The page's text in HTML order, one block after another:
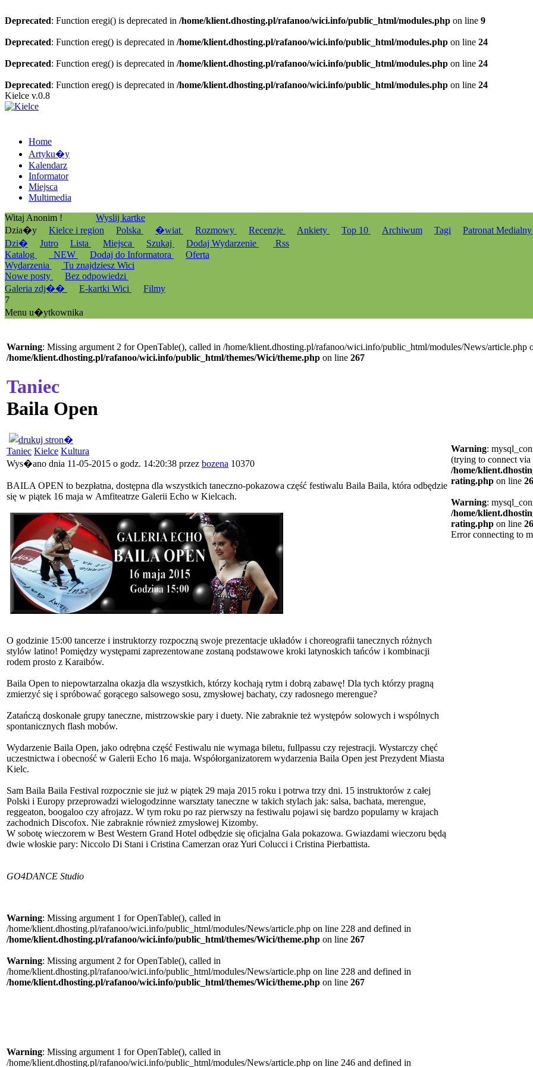
Deprecated: Function eregi() is deprecated in /home/klient.dhosting.pl/rafanoo/wici.info/public_html/modules.php on line 9
Deprecated: Function ereg() is deprecated in /home/klient.dhosting.pl/rafanoo/wici.info/public_html/modules.php on line 24
Deprecated: Function ereg() is deprecated in /home/klient.dhosting.pl/rafanoo/wici.info/public_html/modules.php on line 24
Deprecated: Function ereg() is deprecated in /home/klient.dhosting.pl/rafanoo/wici.info/public_html/modules.php on line 24
Kielce v.0.8
Home
Artyku�y
Kalendarz
Informator
Miejsca
Multimedia
Witaj Anonim !
Wyslij kartke
Dzia�y
Kielce i region Polska �wiat Rozmowy Recenzje Ankiety Top 10 Archiwum Tagi
Patronat
Dzi�
Jutro Lista Miejsca Szukaj Dodaj Wydarzenie
Rss
Katalog
_NEW Dodaj do Informatora
Oferta
Wydarzenia
Tu znajdziesz Wici
Nowe posty
Bez odpowiedzi
Galeria zdj��
E-kartki Wici
Filmy
7
Menu u�ytkownika
Warning: Missing argument 2 for OpenTable(), called in /home/klient.dhosting.pl/rafanoo/wici.info/public_html/modules/News/article.php
/home/klient.dhosting.pl/rafanoo/wici.info/public_html/themes/Wici/theme.php on line 267
Taniec
Baila Open
Taniec Kielce Kultura
Wys�ano dnia 11-05-2015 o godz. 14:20:38 przez bozena 10370
BAILA OPEN to bezpłatna, dostępna dla wszystkich taneczno-pokazowa część festiwalu Baila Baila, która odbędzie
się w piątek 16 maja w Amfiteatrze Galerii Echo w Kielcach.
O godzinie 15:00 tancerze i instruktorzy rozpoczną swoje prezentacje układów i choreografii tanecznych różnych
stylów latino! Pomiędzy występami zaprezentowane zostaną podstawowe kroki latynoskich tańców i kombinacji
rodem prosto z Karaibów.
Baila Open to niepowtarzalna okazja dla wszystkich, którzy kochają rytm i dobrą zabawę! Dla tych którzy pragną
zmierzyć się i spróbować gorącego salsowego sosu, zmysłowej bachaty, czy radosnego merengue?
Zatańczą doskonałe grupy taneczne, mistrzowskie pary i duety. Nie zabraknie też występów solowych i wspólnych
spontanicznych flash mobów.
Wydarzenie Baila Open, jako odrębna część Festiwalu nie wymaga biletu, fullpassu czy rejestracji. Wystarczy chęć
uczestnictwa i obecność w Galerii Echo 16 maja. Współorganizatorem wydarzenia Baila Open jest Prezydent Miasta
Kielc.
Sam Baila Baila Festival rozpocznie sie już w piątek 29 maja 2015 roku i potrwa trzy dni. 15 instruktorów z całej
Polski i Europy przeprowadzi wielogodzinne warsztaty taneczne w takich stylach jak: salsa, bachata, merengue,
reggeaton, boogaloo czy afrojazz. W tym roku po raz pierwszy na festiwalu pojawi się bardzo popularny w krajach
zachodnich Discofox. Nie zabraknie również zmysłowej Kizomby.
W sobotę wieczorem w Best Western Grand Hotel odbędzie się oficjalna Gala pokazowa. Gwiazdami wieczoru będą
dwie włoskie pary: Niccolo Di Stani i Cristina Camerzan oraz Yuri Colucci i Cristina Pierbattista.
GO4DANCE Studio
Warning: Missing argument 1 for OpenTable(), called in
/home/klient.dhosting.pl/rafanoo/wici.info/public_html/modules/News/article.php on line 228 and defined in
/home/klient.dhosting.pl/rafanoo/wici.info/public_html/themes/Wici/theme.php on line 267
Warning: Missing argument 2 for OpenTable(), called in
/home/klient.dhosting.pl/rafanoo/wici.info/public_html/modules/News/article.php on line 228 and defined in
/home/klient.dhosting.pl/rafanoo/wici.info/public_html/themes/Wici/theme.php on line 267
Warning: Missing argument 1 for OpenTable(), called in
/home/klient.dhosting.pl/rafanoo/wici.info/public_html/modules/News/article.php on line 246 and defined in
Warning:
(trying to connect
/home/
rating.php on line 26
Warning:
/home/
rating.php on line 26
Error connecting to